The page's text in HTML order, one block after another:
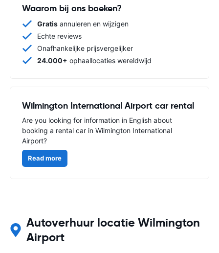
Waarom bij ons boeken?
Gratis annuleren en wijzigen
Echte reviews
Onafhankelijke prijsvergelijker
24.000+ ophaallocaties wereldwijd
Wilmington International Airport car rental
Are you looking for information in English about
booking a rental car in Wilmington International
Airport?
Read more
Autoverhuur locatie Wilmington
Airport